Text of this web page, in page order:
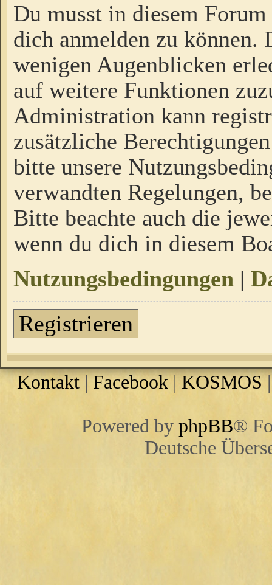
Du musst in diesem
dich anmelden zu
wenigen Augenblicken
auf weitere Funktionen
Administration kann
zusätzliche
bitte unsere
verwandten Regelungen,
Bitte beachte auch die
wenn du dich in diesem
Nutzungsbedingungen |
Registrieren
Kontakt | Facebook |KOSMOS
Powered by phpBB®
Deutsche